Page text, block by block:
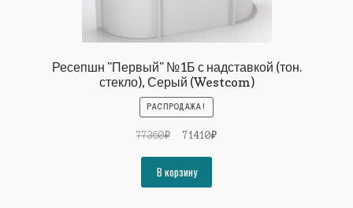
Ресепшн "Первый" №1Б с надставкой (тон.
стекло), Серый (Westcom)
РАСПРОДАЖА!
77360₽
Первоначальная
составляла
77360₽.
71410₽Текущая
В корзину